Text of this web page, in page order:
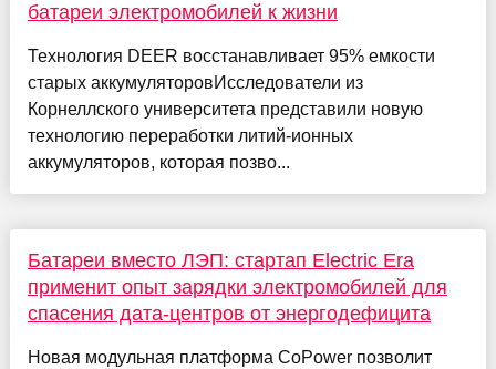
батареи электромобилей к жизни
Технология DEER восстанавливает 95% емкости
старых аккумуляторовИсследователи из
Корнеллского университета представили новую
технологию переработки литий-ионных
аккумуляторов, которая позво...
Батареи вместо ЛЭП: стартап Electric Era
применит опыт зарядки электромобилей для
спасения дата-центров от энергодефицита
Новая модульная платформа CoPower позволит